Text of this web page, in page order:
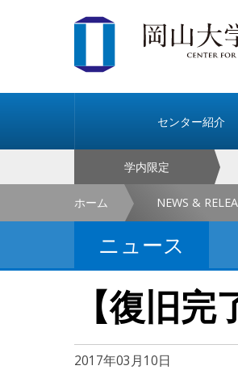
センター紹介
学内限定
ホーム NEWS &
ニュース
【復旧
2017年03月10日